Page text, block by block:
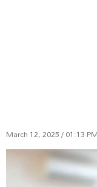
March 12, 2025 / 01:13